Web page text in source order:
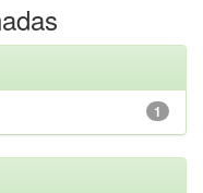
1